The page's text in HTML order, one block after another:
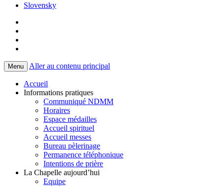
Slovensky
Menu Aller au contenu principal
Accueil
Informations pratiques
Communiqué NDMM
Horaires
Espace médailles
Accueil spirituel
Accueil messes
Bureau pèlerinage
Permanence téléphonique
Intentions de prière
La Chapelle aujourd’hui
Equipe